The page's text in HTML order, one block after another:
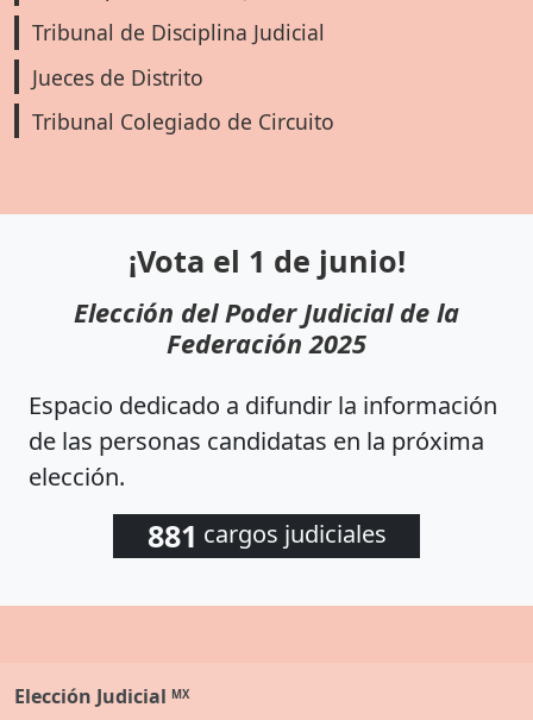
Tribunal de Disciplina Judicial
Jueces de Distrito
Tribunal Colegiado de Circuito
¡Vota el 1 de junio!
Elección del Poder Judicial de la
Federación 2025
Espacio dedicado a difundir la información
de las personas candidatas en la próxima
elección.
881 cargos judiciales
Elección Judicial MX